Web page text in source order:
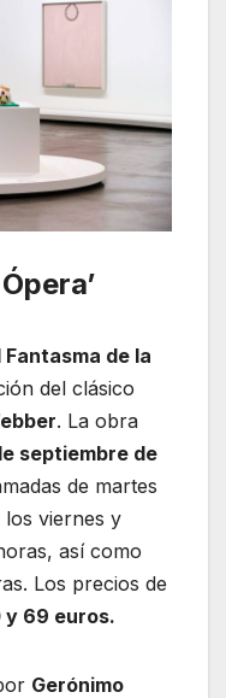
de la
del clásico
. La obra
septiembre de
de martes
los viernes y
así como
Los precios de
y 69 euros.
Gerónimo